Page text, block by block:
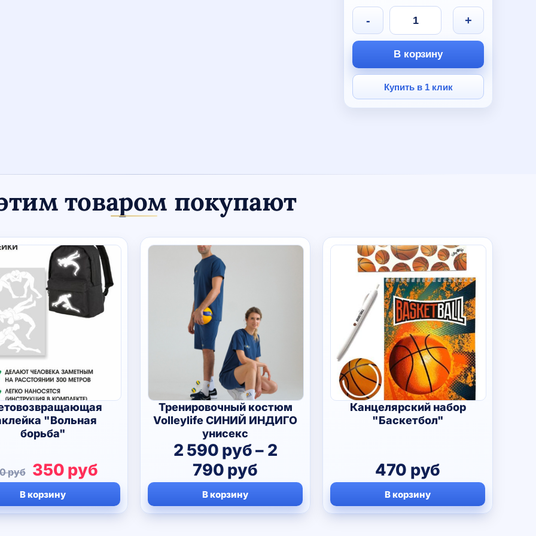
3
890 руб.
1
000 руб.
- +
В корзину
Купить в 1 клик
товаром покупают
"Вольная
борьба"
руб
Первоначальная
цена
составляла
350 рубТекущая
цена:
350 руб.
В корзину
Тренировочный костюм
Volleylife СИНИЙ ИНДИГО
унисекс
2 590 руб– 2
790 рубДиапазон
2
В корзину
Канцелярский набор
"Баскетбол"
470 руб
В корзину